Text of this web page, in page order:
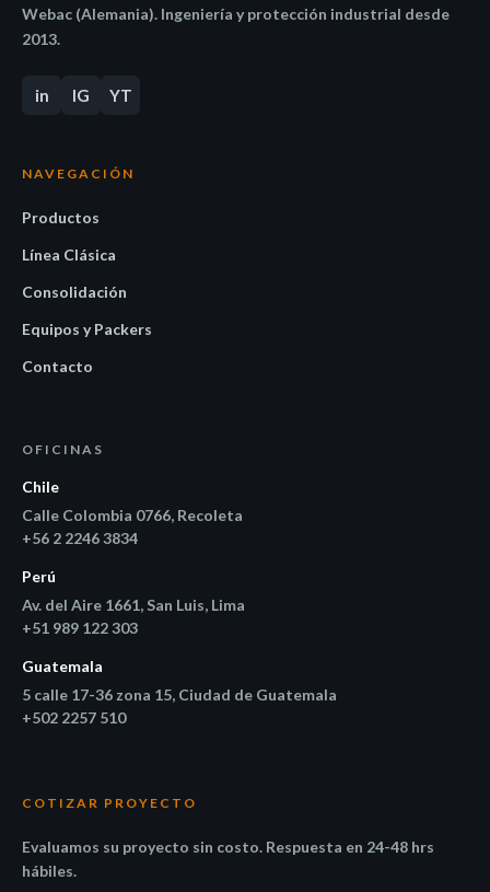
Webac (Alemania). Ingeniería y protección industrial desde
2013.
in IG YT
NAVEGACIÓN
Productos
Línea Clásica
Consolidación
Equipos y Packers
Contacto
OFICINAS
Chile
Calle Colombia 0766, Recoleta
+56 2 2246 3834
Perú
Av. del Aire 1661, San Luis, Lima
+51 989 122 303
Guatemala
5 calle 17-36 zona 15, Ciudad de Guatemala
+502 2257 510
COTIZAR PROYECTO
Evaluamos su proyecto sin costo. Respuesta en 24-48 hrs
hábiles.